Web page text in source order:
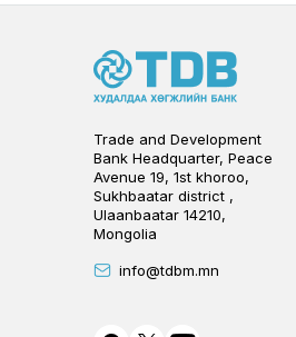
Trade and Development
Bank Headquarter, Peace
Avenue 19, 1st khoroo,
Sukhbaatar district ,
Ulaanbaatar 14210,
Mongolia
info@tdbm.mn